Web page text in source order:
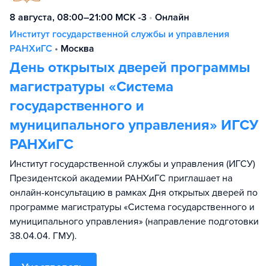
8 августа, 08:00–21:00 МСК -3 • Онлайн
Институт государственной службы и управления
РАНХиГС • Москва
День открытых дверей программы
магистратуры «Система
государственного и
муниципального управления» ИГСУ
РАНХиГС
Институт государственной службы и управления (ИГСУ)
Президентской академии РАНХиГС приглашает на
онлайн-консультацию в рамках Дня открытых дверей по
программе магистратуры «Система государственного и
муниципального управления» (направление подготовки
38.04.04. ГМУ).